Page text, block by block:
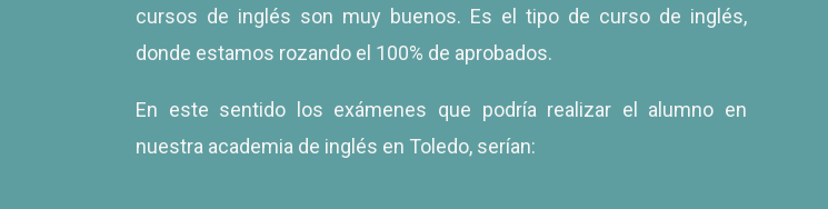
cursos de inglés son muy buenos. Es el tipo de curso de inglés,
donde estamos rozando el 100% de aprobados.
En este sentido los exámenes que podría realizar el alumno en
nuestra academia de inglés en Toledo, serían: